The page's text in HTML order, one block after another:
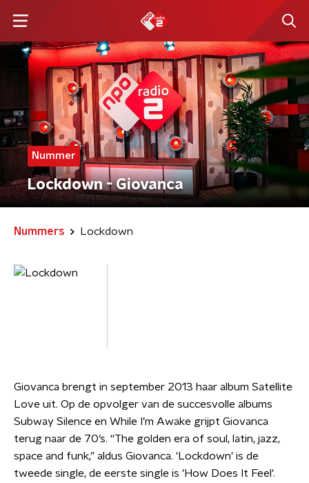
Nummer
Lockdown - Giovanca
Nummers Lockdown
Giovanca brengt in september 2013 haar album Satellite
Love uit. Op de opvolger van de succesvolle albums
Subway Silence en While I’m Awake grijpt Giovanca
terug naar de 70’s. “The golden era of soul, latin, jazz,
space and funk,” aldus Giovanca. 'Lockdown' is de
tweede single, de eerste single is 'How Does It Feel'.